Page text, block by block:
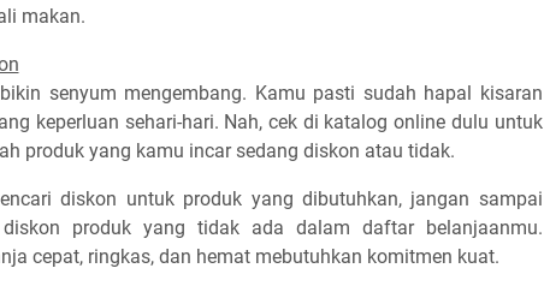
makan.
senyum mengembang. Kamu pasti sudah hapal kisaran
keperluan sehari-hari. Nah, cek di katalog online dulu untuk
produk yang kamu incar sedang diskon atau tidak.
diskon untuk produk yang dibutuhkan, jangan sampai
produk yang tidak ada dalam daftar belanjaanmu.
cepat, ringkas, dan hemat mebutuhkan komitmen kuat.